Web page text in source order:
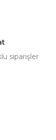
siparişler